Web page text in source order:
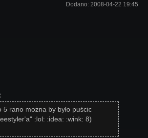
Dodano: 2008-04-22 19:45
5 rano można by było puścic
:lol: :idea: :wink: 8)